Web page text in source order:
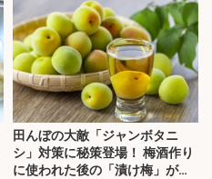
田んぼの大敵「ジャンボタニ
シ」対策に秘策登場！ 梅酒作り
に使われた後の「漬け梅」が効